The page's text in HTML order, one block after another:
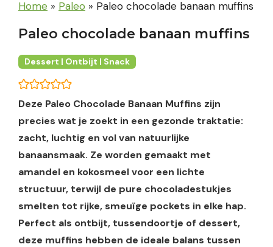
Home » Paleo » Paleo chocolade banaan muffins
Paleo chocolade banaan muffins
Dessert | Ontbijt | Snack
Deze Paleo Chocolade Banaan Muffins zijn
precies wat je zoekt in een gezonde traktatie:
zacht, luchtig en vol van natuurlijke
banaansmaak. Ze worden gemaakt met
amandel en kokosmeel voor een lichte
structuur, terwijl de pure chocoladestukjes
smelten tot rijke, smeuïge pockets in elke hap.
Perfect als ontbijt, tussendoortje of dessert,
deze muffins hebben de ideale balans tussen